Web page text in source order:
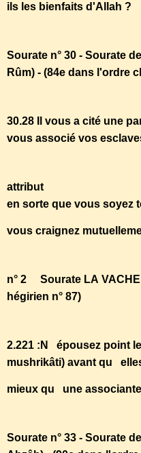
ils les bienfaits d'Allah ?
Sourate n° 30 - Sourate
Rûm) - (84e dans l'ordre
30.28 Il vous a cité une
vous associé vos
attribut
en sorte que vous soyez
vous craignez
n° 2 Sourate LA
hégirien n° 87)
2.221 :N épousez point
mushrikâti) avant qu
mieux qu une
Sourate n° 33 - Sourate